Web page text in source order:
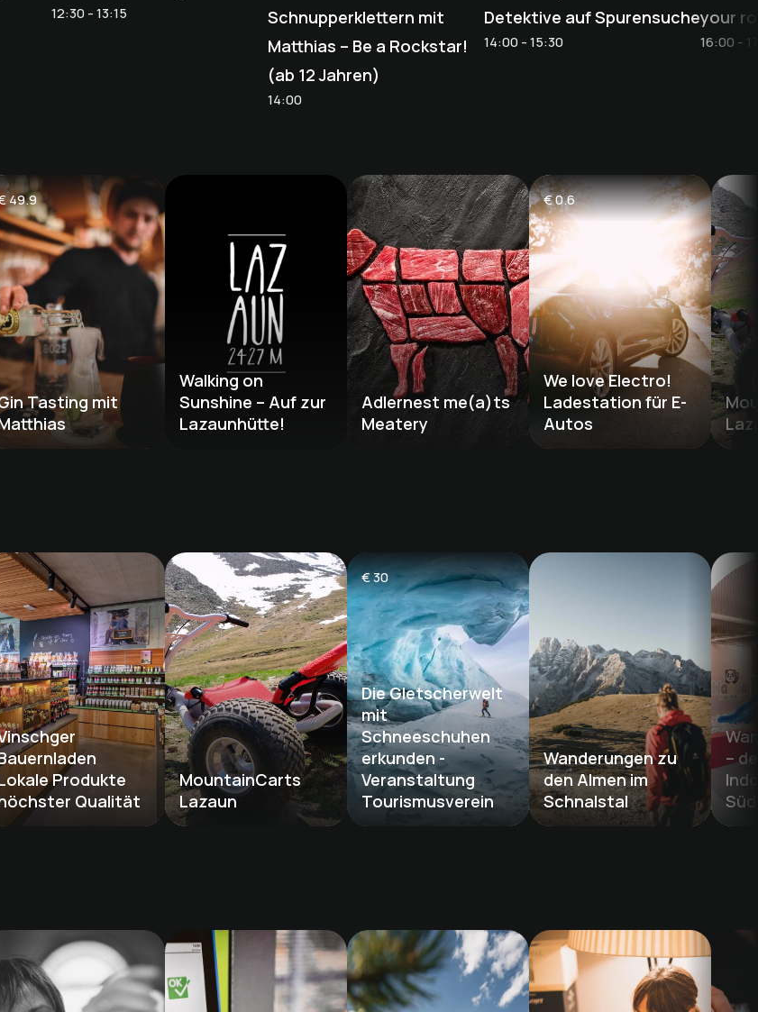
12:30 - 13:15
Schnupperklettern mit
Matthias – Be a Rockstar!
(ab 12 Jahren)
14:00
Detektive auf Spurensuche
14:00 - 15:30
your
16:00 -
49.9
Tasting mit
Walking on
Sunshine – Auf zur
Lazaunhütte!
Adlernest me(a)ts
Meatery
€0.6
We love Electro!
Ladestation für E-
Autos
Produkte
Qualität
MountainCarts
Lazaun
€30
Die Gletscherwelt
mit
Schneeschuhen
erkunden -
Veranstaltung
Tourismusverein
Wanderungen zu
den Almen im
Schnalstal
–